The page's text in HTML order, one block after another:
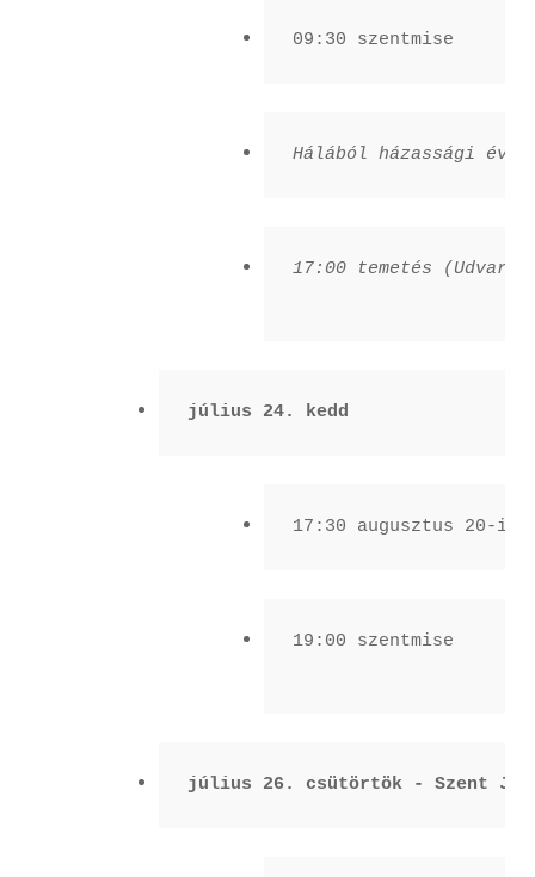
09:30 szentmise
Hálából házassági
17:00 temetés
július 24. kedd
17:30 augusztus 20-i
19:00 szentmise
július 26. csütörtök - Szent